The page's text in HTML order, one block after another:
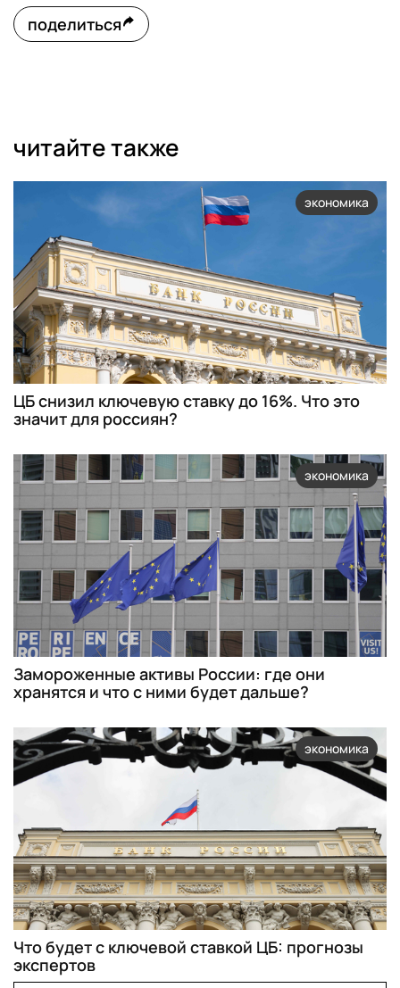
поделиться
читайте также
экономика
ЦБ снизил ключевую ставку до 16%. Что это
значит для россиян?
экономика
Замороженные активы России: где они
хранятся и что с ними будет дальше?
экономика
Что будет с ключевой ставкой ЦБ: прогнозы
экспертов